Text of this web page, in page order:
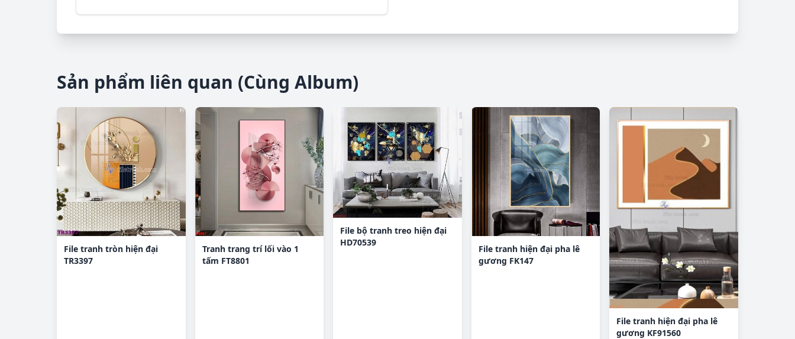
Sản phẩm liên quan (Cùng Album)
File tranh tròn hiện đại
TR3397
Tranh trang trí lối vào 1
tấm FT8801
File bộ tranh treo hiện đại
HD70539
File tranh hiện đại pha lê
gương FK147
File tranh hiện đại pha lê
gương KF91560